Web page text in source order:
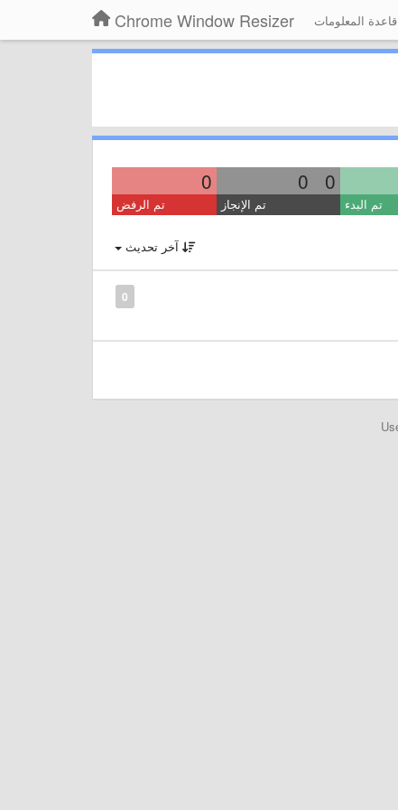
Chrome Window Resizer قاعدة المعلومات
0
0
0
تم البدء تم الإنجاز تم الرفض
آخر تحديث
0